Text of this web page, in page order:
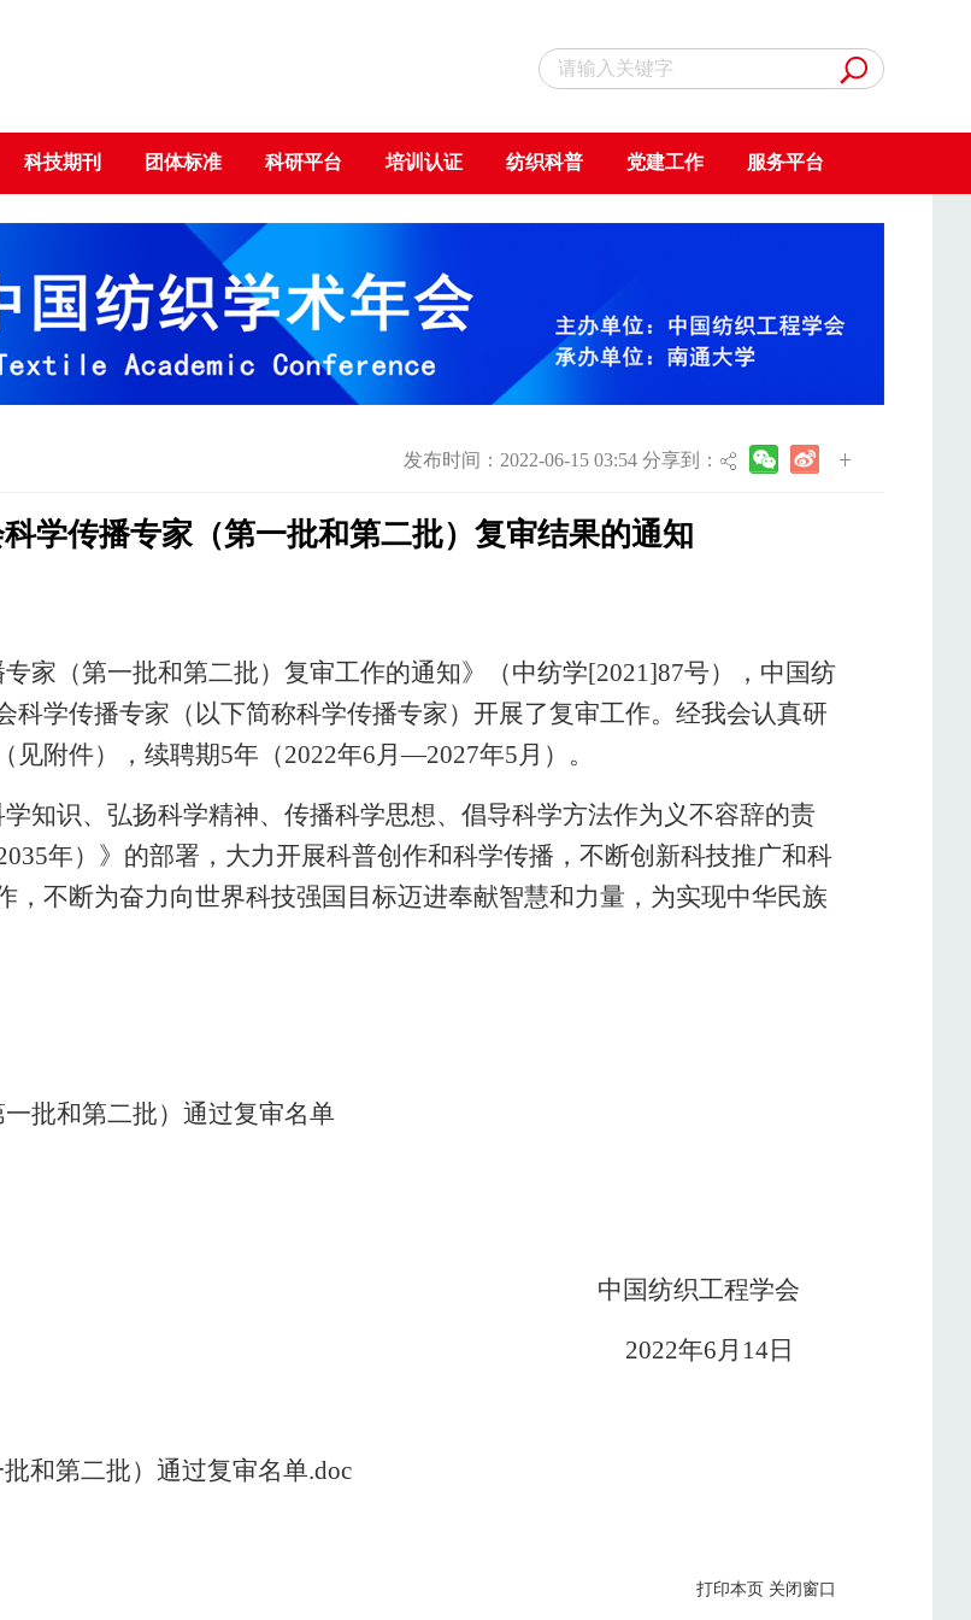
科技期刊 团体标准 科研平台 培训认证 纺织科普 党建工作 服务平台
发布时间：2022-06-15 03:54 分享到：
学传播专家（第一批和第二批）复审结果的通知
家（第一批和第二批）复审工作的通知》（中纺学[2021]87号），中国纺
学传播专家（以下简称科学传播专家）开展了复审工作。经我会认真研
附件），续聘期5年（2022年6月—2027年5月）。
知识、弘扬科学精神、传播科学思想、倡导科学方法作为义不容辞的责
年）》的部署，大力开展科普创作和科学传播，不断创新科技推广和科
不断为奋力向世界科技强国目标迈进奉献智慧和力量，为实现中华民族
批和第二批）通过复审名单
中国纺织工程学会
2022年6月14日
和第二批）通过复审名单.doc
打印本页 关闭窗口